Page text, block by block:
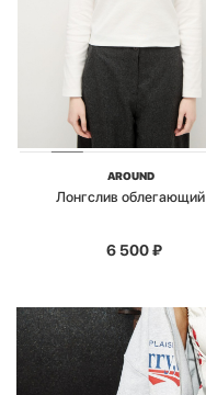
AROUND
Лонгслив облегающий
6 500₽